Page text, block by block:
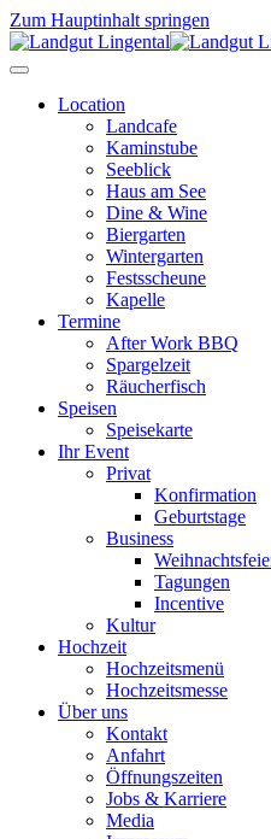
Zum Hauptinhalt springen
Location
Landcafe
Kaminstube
Seeblick
Haus am See
Dine & Wine
Biergarten
Wintergarten
Festsscheune
Kapelle
Termine
After Work BBQ
Spargelzeit
Räucherfisch
Speisen
Speisekarte
Ihr Event
Privat
Konfirmation
Geburtstage
Business
Tagungen
Incentive
Kultur
Hochzeit
Hochzeitsmenü
Hochzeitsmesse
Über uns
Kontakt
Anfahrt
Öffnungszeiten
Jobs & Karriere
Media